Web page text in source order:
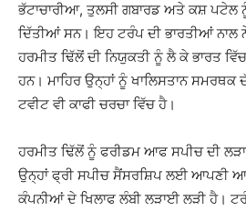
ਭੱਟਾਚਾਰੀਆ, ਤੁਲਸੀ ਗਬਾਰਡ ਅਤੇ ਕਸ਼ ਪਟੇਲ
ਦਿੱਤੀਆਂ ਸਨ। ਇਹ ਟਰੰਪ ਦੀ ਭਾਰਤੀਆਂ ਨਾਲ
ਹਰਮੀਤ ਢਿੱਲੋਂ ਦੀ ਨਿਯੁਕਤੀ ਨੂੰ ਲੈ ਕੇ ਭਾਰਤ
ਹਨ। ਮਾਹਿਰ ਉਨ੍ਹਾਂ ਨੂੰ ਖਾਲਿਸਤਾਨ ਸਮਰਥਕ
ਟਵੀਟ ਵੀ ਕਾਫੀ ਚਰਚਾ ਵਿੱਚ ਹੈ।
ਹਰਮੀਤ ਢਿੱਲੋਂ ਨੂੰ ਫਰੀਡਮ ਆਫ ਸਪੀਚ ਦੀ
ਉਨ੍ਹਾਂ ਫ੍ਰੀ ਸਪੀਚ ਸੈਂਸਰਸ਼ਿਪ ਲਈ ਆਪਣੀ
ਕੰਪਨੀਆਂ ਦੇ ਖਿਲਾਫ ਲੰਬੀ ਲੜਾਈ ਲੜੀ ਹੈ।